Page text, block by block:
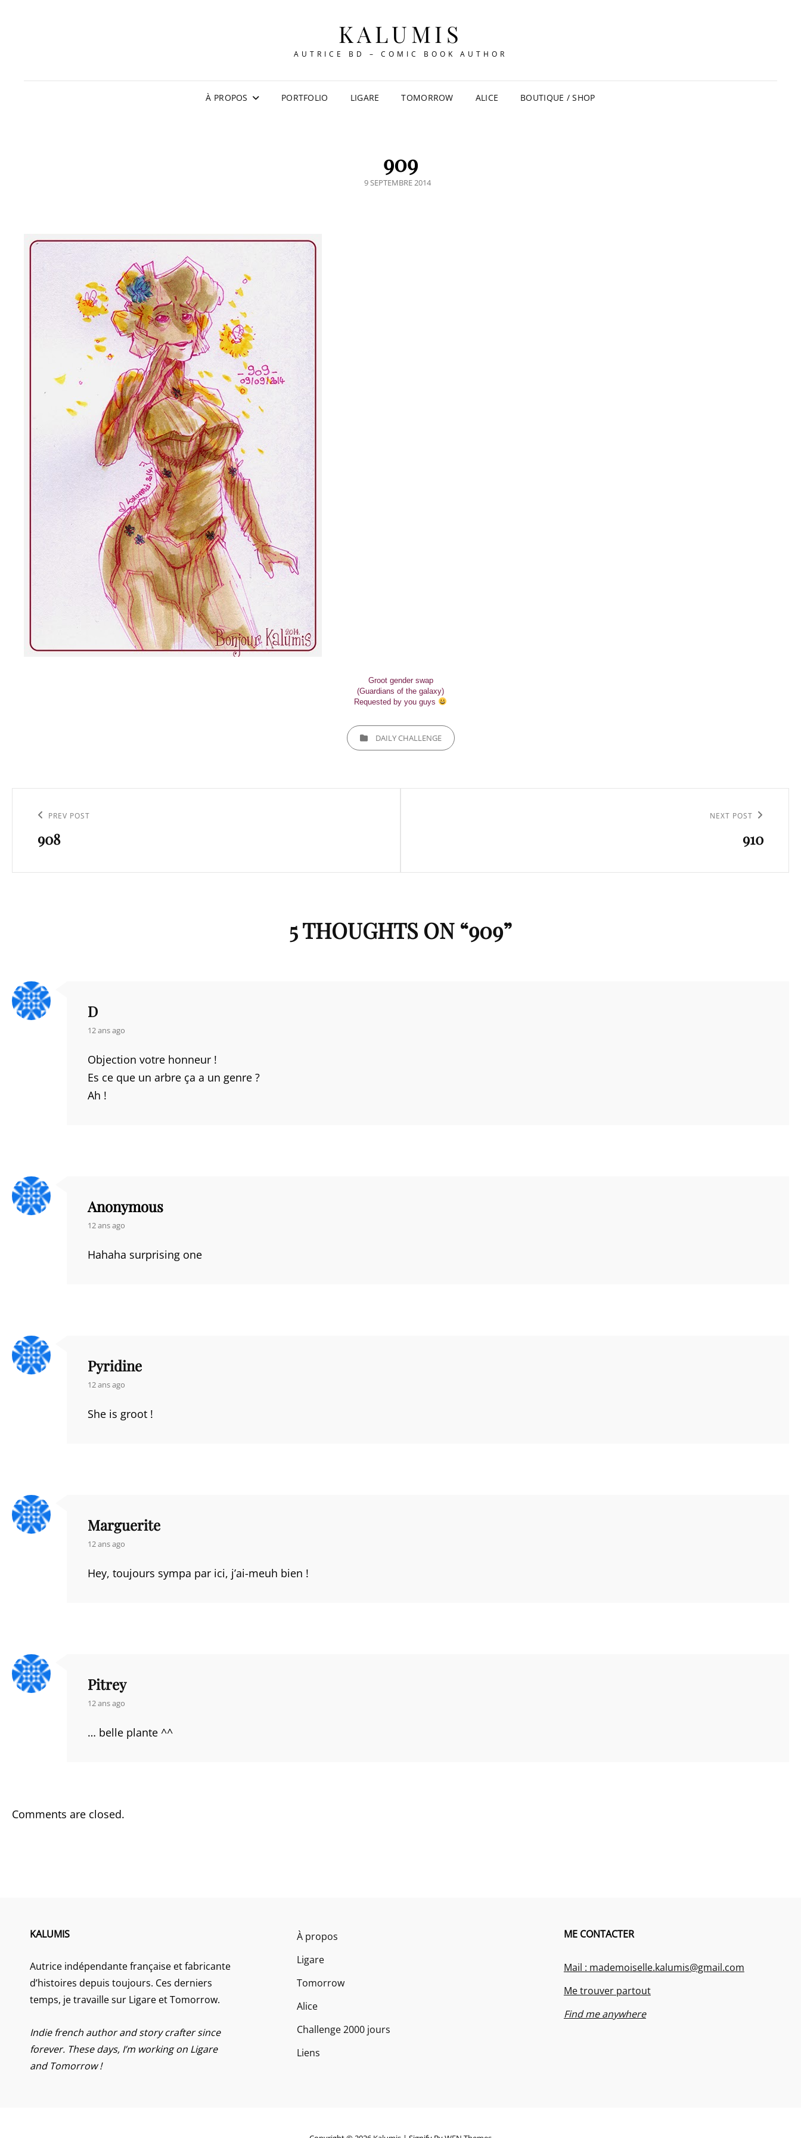
KALUMIS
AUTRICE BD – COMIC BOOK AUTHOR
À PROPOS PORTFOLIO LIGARE TOMORROW ALICE BOUTIQUE / SHOP
909
POSTED
9 SEPTEMBRE 2014
Groot gender swap
(Guardians of the galaxy)
Requested by you guys
CATEGORIESDAILY CHALLENGE
l’article
Previous
Post
PREV POST
908
NEXT POST
910
5 THOUGHTS ON “909”
D
says:
12 ans ago
Objection votre honneur !
Es ce que un arbre ça a un genre ?
Ah !
Anonymous
says:
12 ans ago
Hahaha surprising one
Pyridine
says:
12 ans ago
She is groot !
Marguerite
says:
12 ans ago
Hey, toujours sympa par ici, j’ai-meuh bien !
Pitrey
says:
12 ans ago
… belle plante ^^
Comments are closed.
KALUMIS
Autrice indépendante française et fabricante
d’histoires depuis toujours. Ces derniers
temps, je travaille sur Ligare et Tomorrow.
Indie french author and story crafter since
forever. These days, I’m working on Ligare
and Tomorrow !
À propos
Ligare
Tomorrow
Alice
Challenge 2000 jours
Liens
ME CONTACTER
Mail : mademoiselle.kalumis@gmail.com
Me trouver partout
Find me anywhere